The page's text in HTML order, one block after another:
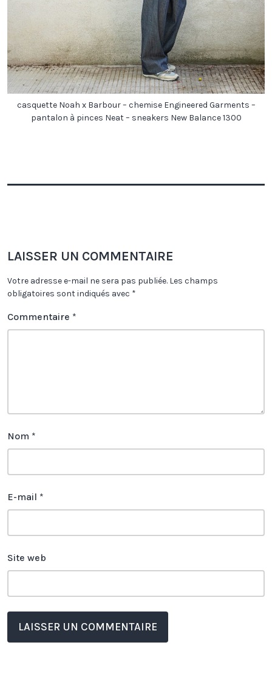
casquette Noah x Barbour – chemise Engineered Garments –
pantalon à pinces Neat – sneakers New Balance 1300
LAISSER UN COMMENTAIRE
Votre adresse e-mail ne sera pas publiée. Les champs
obligatoires sont indiqués avec *
Commentaire *
Nom *
E-mail *
Site web